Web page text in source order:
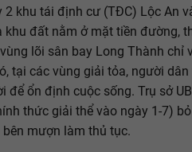
khu tái định cư (TĐC) Lộc An
khu đất nằm ở mặt tiền đường,
lõi sân bay Long Thành chỉ
tại các vùng giải tỏa, người dân
ổn định cuộc sống. Trụ sở
thức giải thể vào ngày 1-7)
mượn làm thủ tục.